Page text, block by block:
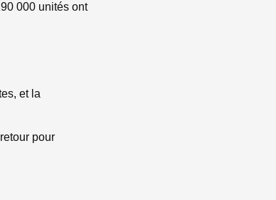
000 unités ont
et la
pour